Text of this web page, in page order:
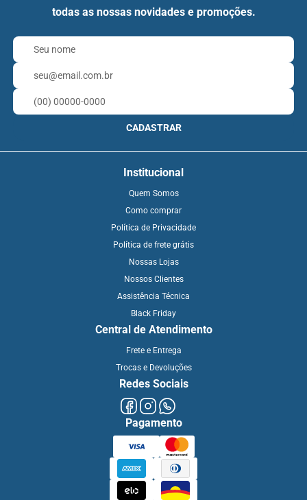
todas as nossas novidades e promoções.
CADASTRAR
Institucional
Quem Somos
Como comprar
Política de Privacidade
Política de frete grátis
Nossas Lojas
Nossos Clientes
Assistência Técnica
Black Friday
Central de Atendimento
Frete e Entrega
Trocas e Devoluções
Redes Sociais
Pagamento